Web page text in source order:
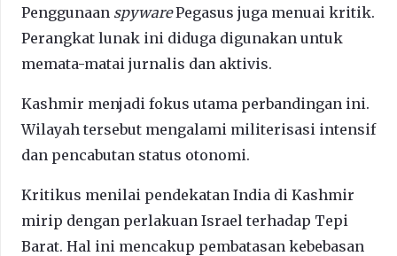
Penggunaan spywarePegasus juga menuai kritik.
Perangkat lunak ini diduga digunakan untuk
memata-matai jurnalis dan aktivis.
Kashmir menjadi fokus utama perbandingan ini.
Wilayah tersebut mengalami militerisasi intensif
dan pencabutan status otonomi.
Kritikus menilai pendekatan India di Kashmir
mirip dengan perlakuan Israel terhadap Tepi
Barat. Hal ini mencakup pembatasan kebebasan